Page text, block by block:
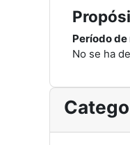
Período
No se ha